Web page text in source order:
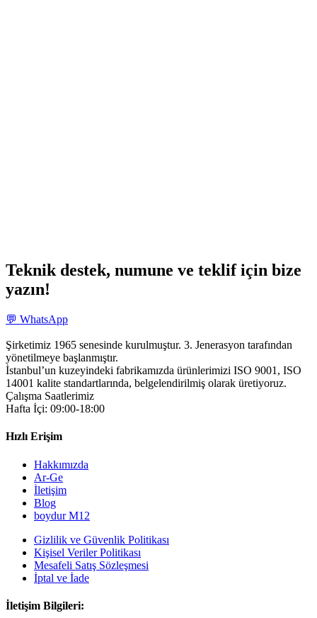
Teknik destek, numune ve teklif için bize
yazın!
💬 WhatsApp
Şirketimiz 1965 senesinde kurulmuştur. 3. Jenerasyon tarafından
yönetilmeye başlanmıştır.
İstanbul’un kuzeyindeki fabrikamızda ürünlerimizi ISO 9001, ISO
14001 kalite standartlarında, belgelendirilmiş olarak üretiyoruz.
Çalışma Saatlerimiz
Hafta İçi: 09:00-18:00
Hızlı Erişim
Hakkımızda
Ar-Ge
İletişim
Blog
boydur M12
Gizlilik ve Güvenlik Politikası
Kişisel Veriler Politikası
Mesafeli Satış Sözleşmesi
İptal ve İade
İletişim Bilgileri: